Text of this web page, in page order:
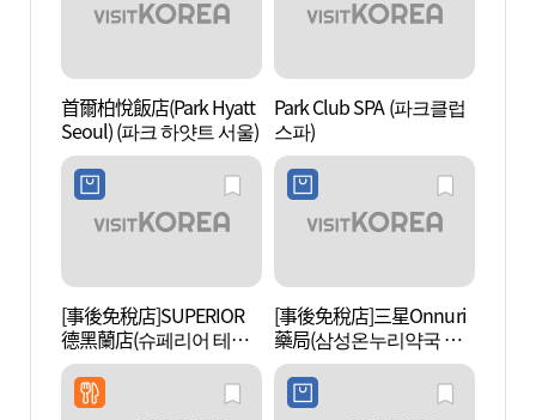
首爾柏悅飯店(Park Hyatt
Seoul) (파크 하얏트 서울)
Park Club SPA (파크클럽
스파)
[事後免稅店]SUPERIOR
德黑蘭店(슈페리어 테헤
란점)
[事後免稅店]三星Onnuri
藥局(삼성온누리약국 글
라스타워)